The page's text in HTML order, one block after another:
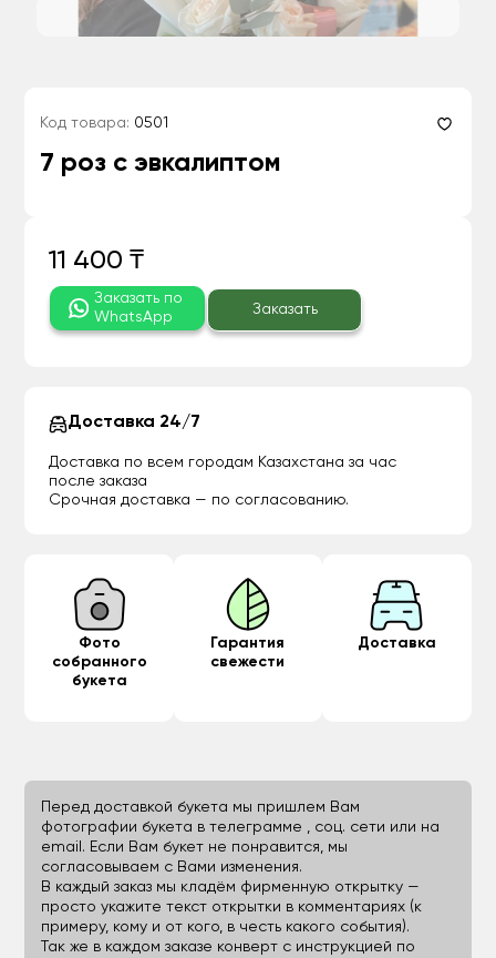
Код товара: 0501
7 роз с эвкалиптом
11 400 ₸
Заказать по
WhatsApp
Заказать
Доставка 24/7
Доставка по всем городам Казахстана за час
после заказа
Срочная доставка — по согласованию.
Фото
собранного
букета
Гарантия
свежести
Доставка
Перед доставкой букета мы пришлем Вам
фотографии букета в телеграмме , соц. сети или на
email. Если Вам букет не понравится, мы
согласовываем с Вами изменения.
В каждый заказ мы кладём фирменную открытку —
просто укажите текст открытки в комментариях (к
примеру, кому и от кого, в честь какого события).
Так же в каждом заказе конверт с инструкцией по